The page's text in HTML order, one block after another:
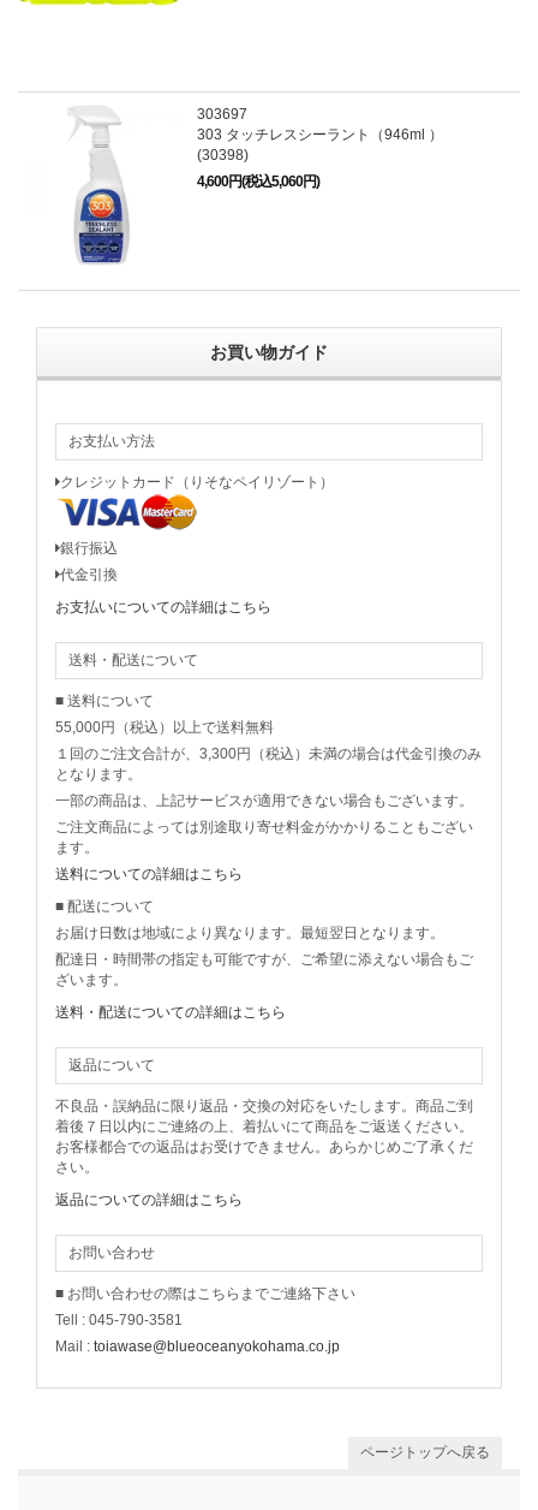
303697
303 タッチレスシーラント（946ml ）
(30398)
4,600円(税込5,060円)
お買い物ガイド
お支払い方法
クレジットカード（りそなペイリゾート）
銀行振込
代金引換
お支払いについての詳細はこちら
送料・配送について
■ 送料について
55,000円（税込）以上で送料無料
１回のご注文合計が、3,300円（税込）未満の場合は代金引換のみ
となります。
一部の商品は、上記サービスが適用できない場合もございます。
ご注文商品によっては別途取り寄せ料金がかかりることもござい
ます。
送料についての詳細はこちら
■ 配送について
お届け日数は地域により異なります。最短翌日となります。
配達日・時間帯の指定も可能ですが、ご希望に添えない場合もご
ざいます。
送料・配送についての詳細はこちら
返品について
不良品・誤納品に限り返品・交換の対応をいたします。商品ご到
着後７日以内にご連絡の上、着払いにて商品をご返送ください。
お客様都合での返品はお受けできません。あらかじめご了承くだ
さい。
返品についての詳細はこちら
お問い合わせ
■ お問い合わせの際はこちらまでご連絡下さい
Tell : 045-790-3581
Mail : toiawase@blueoceanyokohama.co.jp
ページトップへ戻る